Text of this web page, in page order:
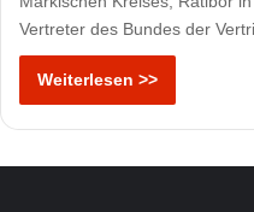
Vertreter des Bundes der
Weiterlesen >>